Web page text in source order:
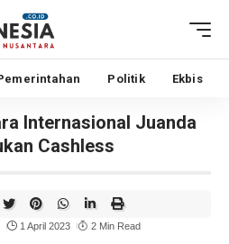
Politik Ekbis
Internasional Juanda
Cashless
1 April 2023 2 Min Read